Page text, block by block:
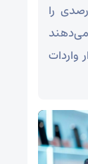
و قیمت‌ها جهش ۵۰ درصدی را
واردات